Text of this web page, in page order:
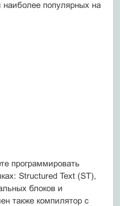
наиболее популярных на
программировать
Structured Text (ST),
блоков и
также компилятор с